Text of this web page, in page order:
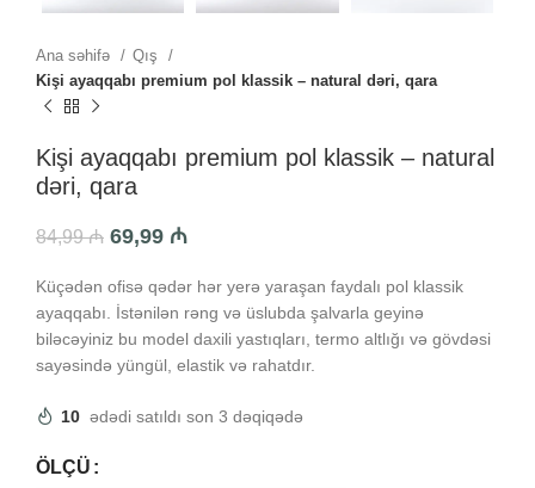
Ana səhifə
Qış
Kişi ayaqqabı premium pol klassik – natural dəri, qara
Kişi ayaqqabı premium pol klassik – natural
dəri, qara
84,99₼ 69,99 ₼
Küçədən ofisə qədər hər yerə yaraşan faydalı pol klassik
ayaqqabı. İstənilən rəng və üslubda şalvarla geyinə
biləcəyiniz bu model daxili yastıqları, termo altlığı və gövdəsi
sayəsində yüngül, elastik və rahatdır.
10 ədədi satıldı son 3 dəqiqədə
ÖLÇÜ